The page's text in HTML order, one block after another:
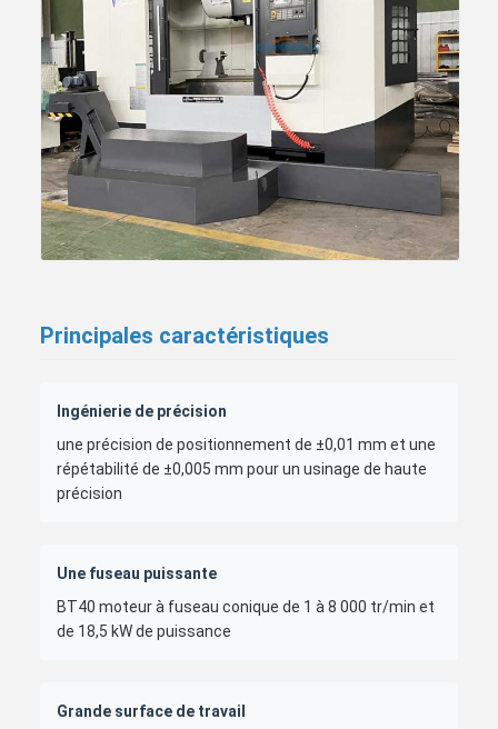
Principales caractéristiques
Ingénierie de précision
une précision de positionnement de ±0,01 mm et une
répétabilité de ±0,005 mm pour un usinage de haute
précision
Une fuseau puissante
BT40 moteur à fuseau conique de 1 à 8 000 tr/min et
de 18,5 kW de puissance
Grande surface de travail